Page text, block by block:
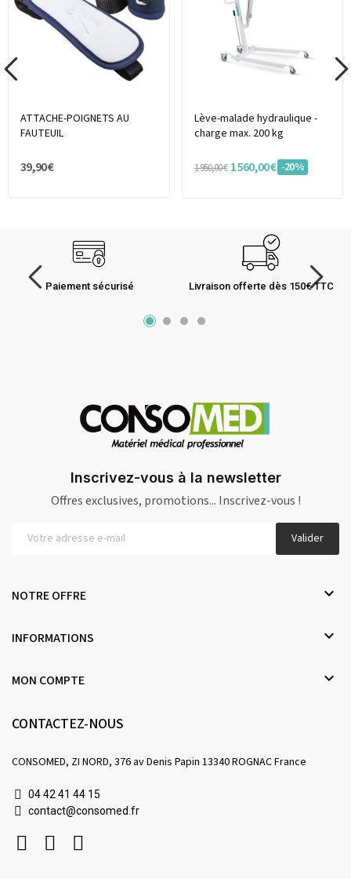
ATTACHE-POIGNETS AU
FAUTEUIL
39,90 €
Lève-malade hydraulique -
charge max. 200 kg
1 950,00 € 1 560,00 € -20%
Paiement sécurisé Livraison offerte dès 150€ TTC
Inscrivez-vous à la newsletter
Offres exclusives, promotions... Inscrivez-vous !
Valider
NOTRE OFFRE 
INFORMATIONS 
MON COMPTE 
CONTACTEZ-NOUS
CONSOMED, ZI NORD, 376 av Denis Papin 13340 ROGNAC France
04 42 41 44 15
contact@consomed.fr